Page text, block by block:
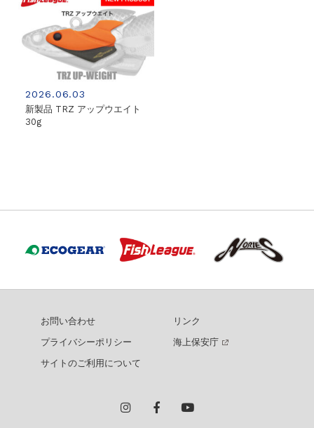
2026.06.03
新製品 TRZ アップウエイト
30g
リンク
海上保安庁
お問い合わせ
プライバシーポリシー
サイトのご利用について